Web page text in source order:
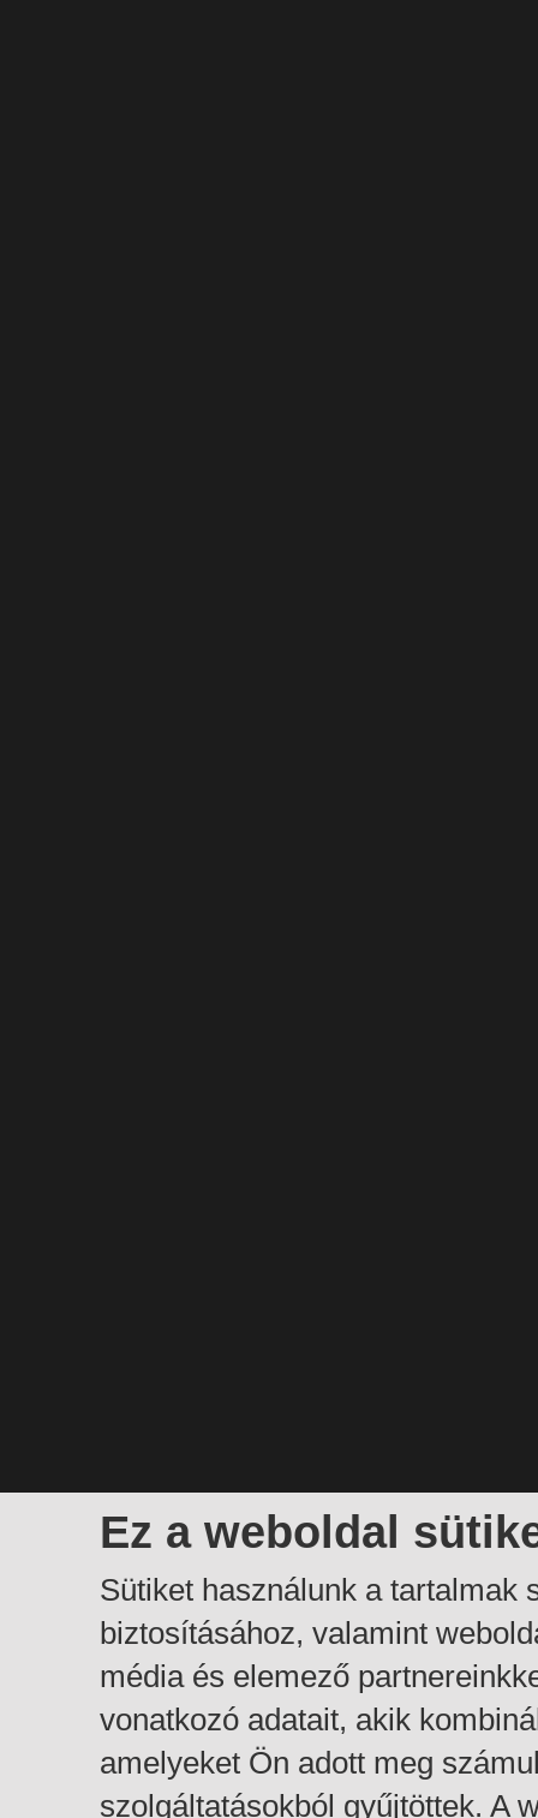
Ez a weboldal
Sütiket használunk a tartalmak
biztosításához, valamint
média és elemező
vonatkozó adatait, akik
amelyeket Ön adott meg
szolgáltatásokból gyűjtöttek. A